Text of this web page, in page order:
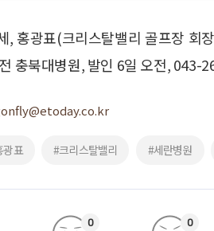
홍광표(크리스탈밸리 골프장 회
충북대병원, 발인 6일 오전, 043-
광표 #크리스탈밸리 #세란병원
0 0